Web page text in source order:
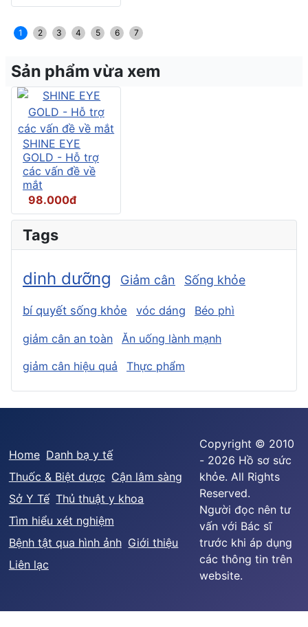
1 2 3 4 5 6 7
Sản phẩm vừa xem
SHINE EYE
GOLD - Hỗ trợ
các vấn đề về
mắt
98.000đ
Tags
dinh dưỡng Giảm cân Sống khỏe
bí quyết sống khỏe vóc dáng Béo phì
giảm cân an toàn
Ăn uống lành mạnh
giảm cân hiệu quả
Thực phẩm
Home Danh bạ y tế
Thuốc & Biệt dược Cận lâm sàng
Sở Y Tế Thủ thuật y khoa
Tìm hiểu xét nghiệm
Bệnh tật qua hình ảnh Giới thiệu
Liên lạc
Copyright © 2010
- 2026 Hồ sơ sức
khỏe. All Rights
Reserved.
Người đọc nên tư
vấn với Bác sĩ
trước khi áp dụng
các thông tin trên
website.